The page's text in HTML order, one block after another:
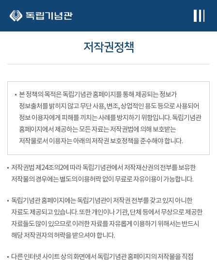
저작권정책
본 정책의 목적은 독립기념관 홈페이지를 통해 제공되는 정보가
정보출처를 밝히지 않고 무단 사용, 변조, 상업적인 용도 등으로 사용되어
정보 이용자에게 피해를 끼치는 사례를 방지하기 위함입니다. 독립기념관
홈페이지에서 제공하는 모든 자료는 저작권법에 의해 보호받는
저작물로서 이용자는 아래의 저작권 보호정책을 준수해야 합니다.
저작권법 제24조의2에 따라 독립기념관에서 저작재산권의 전부를 보유한
저작물의 경우에는 별도의 이용허락 없이 무료로 자유이용이 가능합니다.
독립기념관 홈페이지에는 독립기념관이 저작권 전부를 갖고 있지 아니한
자료도 제공되고 있습니다. 또한 개인이나 기관, 단체 등에서 무상으로 제공한
자료들도 많이 있으므로 이러한 자료를 자유롭게 이용하기 위해서는 반드시
해당 저작권자의 허락을 받으셔야 합니다.
다른 인터넷 사이트 상의 화면에서 독립기념관 홈페이지의 저작물을 직접